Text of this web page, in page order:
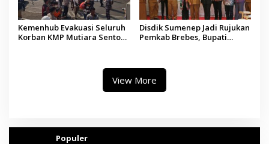
Kemenhub Evakuasi Seluruh
Korban KMP Mutiara Sentosa
Disdik Sumenep Jadi Rujukan
Pemkab Brebes, Bupati
View More
Populer